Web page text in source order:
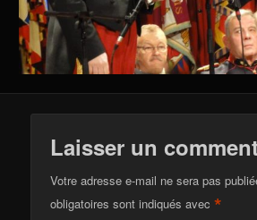
Laisser un
Votre adresse e-mail ne sera pas
obligatoires sont indiqués avec*